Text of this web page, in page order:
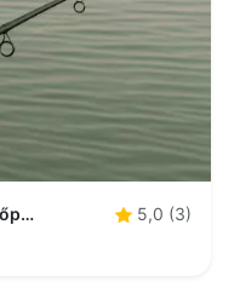
Balog-Tanya Horgász És Pihenőpark
5,0 (3)